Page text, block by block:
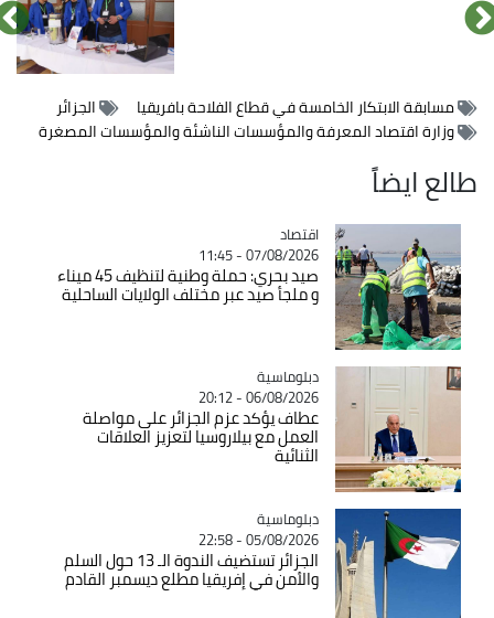
مسابقة الابتكار الخامسة في قطاع الفلاحة بافريقيا
الجزائر
وزارة اقتصاد المعرفة والمؤسسات الناشئة والمؤسسات المصغرة
طالع ايضاً
Catégorie
اقتصاد
07/08/2026 - 11:45
صيد بحري: حملة وطنية لتنظيف 45 ميناء
و ملجأ صيد عبر مختلف الولايات الساحلية
Catégorie
دبلوماسية
06/08/2026 - 20:12
عطاف يؤكد عزم الجزائر على مواصلة
العمل مع بيلاروسيا لتعزيز العلاقات
الثنائية
Catégorie
دبلوماسية
05/08/2026 - 22:58
الجزائر تستضيف الندوة الـ 13 حول السلم
والأمن في إفريقيا مطلع ديسمبر القادم